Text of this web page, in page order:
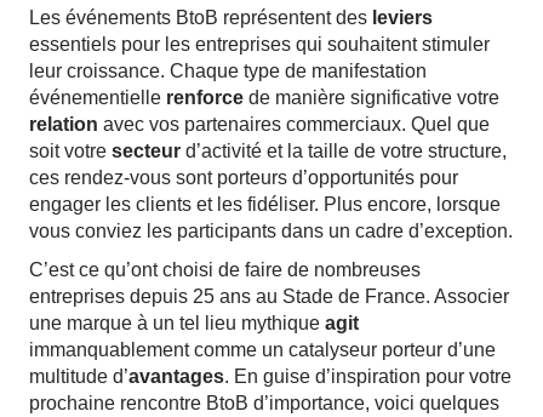
Les événements BtoB représentent des leviers
essentiels pour les entreprises qui souhaitent stimuler
leur croissance. Chaque type de manifestation
événementielle renforce de manière significative votre
relation avec vos partenaires commerciaux. Quel que
soit votre secteur d’activité et la taille de votre structure,
ces rendez-vous sont porteurs d’opportunités pour
engager les clients et les fidéliser. Plus encore, lorsque
vous conviez les participants dans un cadre d’exception.
C’est ce qu’ont choisi de faire de nombreuses
entreprises depuis 25 ans au Stade de France. Associer
une marque à un tel lieu mythique agit
immanquablement comme un catalyseur porteur d’une
multitude d’avantages. En guise d’inspiration pour votre
prochaine rencontre BtoB d’importance, voici quelques